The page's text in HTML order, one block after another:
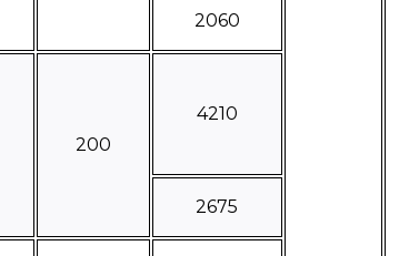
2060
200
4210
2675